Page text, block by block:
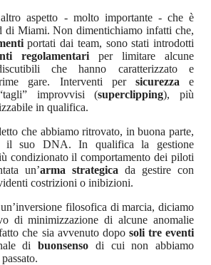
aspetto - molto importante - che è
di Miami. Non dimentichiamo infatti che,
portati dai team, sono stati introdotti
regolamentari per limitare alcune
che hanno caratterizzato e
gare. Interventi per sicurezzae
improvvisi (superclipping), più
in qualifica.
che abbiamo ritrovato, in buona parte,
il suo DNA. In qualifica la gestione
condizionato il comportamento dei piloti
un’arma strategica da gestire con
costrizioni o inibizioni.
filosofica di marcia, diciamo
di minimizzazione di alcune anomalie
che sia avvenuto dopo soli tre eventi
dibuonsenso di cui non abbiamo